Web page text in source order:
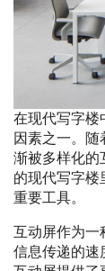
在现代写字楼
因素之一。
渐被多样化的
的现代写字楼
重要工具。
互动屏作为一
信息传递的速